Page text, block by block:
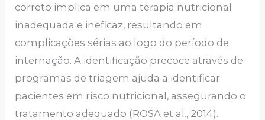
correto implica em uma terapia nutricional
inadequada e ineficaz, resultando em
complicações sérias ao logo do período de
internação. A identificação precoce através de
programas de triagem ajuda a identificar
pacientes em risco nutricional, assegurando o
tratamento adequado (ROSA et al., 2014).